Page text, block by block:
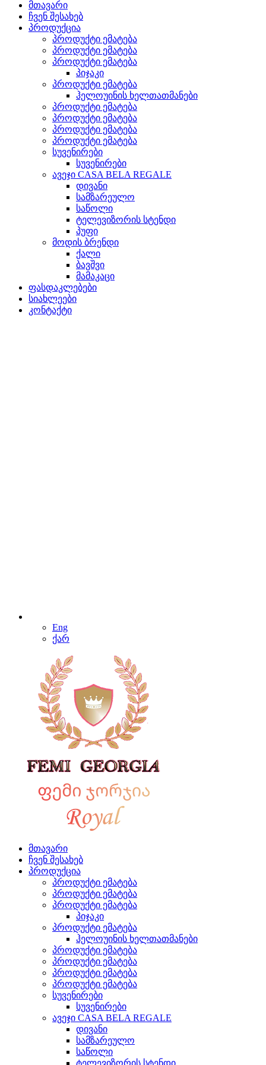
მთავარი
ჩვენ შესახებ
პროდუქცია
პროდუქტი ემატება
პროდუქტი ემატება
პროდუქტი ემატება
პიჯაკი
პროდუქტი ემატება
ჰელოუინის ხელთათმანები
პროდუქტი ემატება
პროდუქტი ემატება
პროდუქტი ემატება
პროდუქტი ემატება
სუვენირები
სუვენირები
ავეჯი CASA BELA REGALE
დივანი
სამზარეულო
საწოლი
ტელევიზორის სტენდი
პუფი
მოდის ბრენდი
ქალი
ბავშვი
მამაკაცი
ფასდაკლებები
სიახლეები
კონტაქტი
Eng
ქარ
მთავარი
ჩვენ შესახებ
პროდუქცია
პროდუქტი ემატება
პროდუქტი ემატება
პროდუქტი ემატება
პიჯაკი
პროდუქტი ემატება
ჰელოუინის ხელთათმანები
პროდუქტი ემატება
პროდუქტი ემატება
პროდუქტი ემატება
პროდუქტი ემატება
სუვენირები
სუვენირები
ავეჯი CASA BELA REGALE
დივანი
სამზარეულო
საწოლი
ტელევიზორის სტენდი